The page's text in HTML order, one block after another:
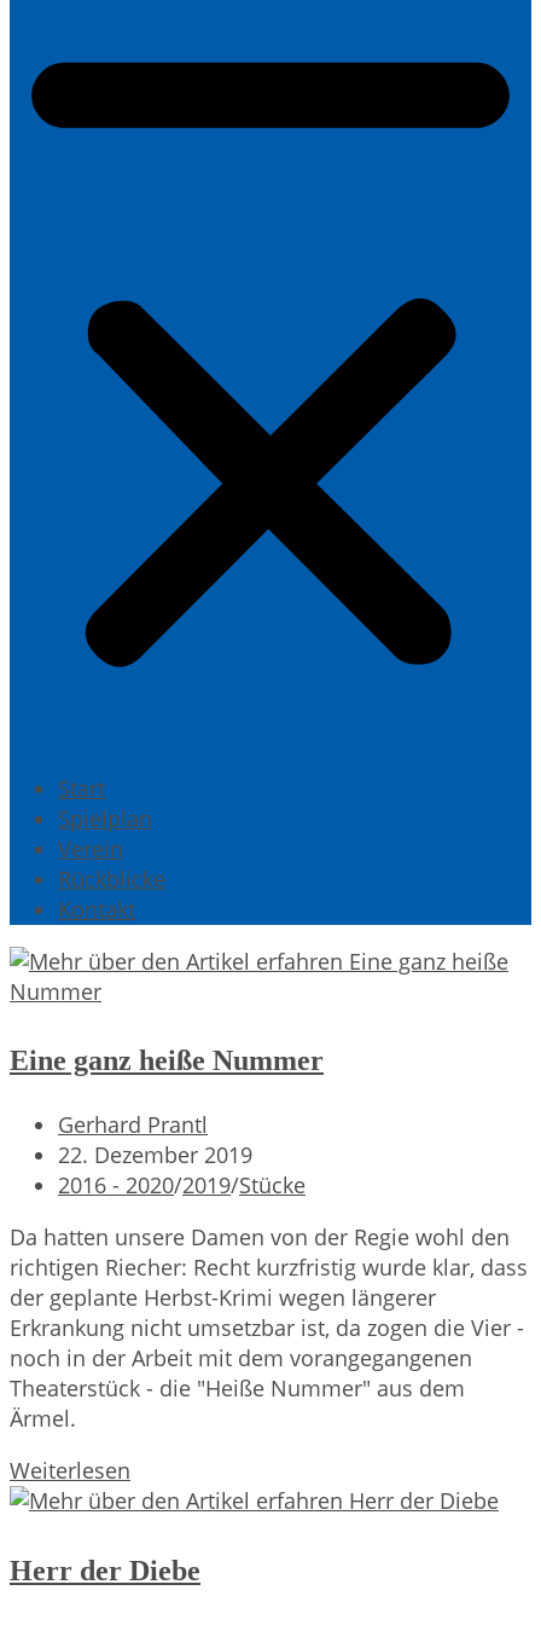
Start
Spielplan
Verein
Rückblicke
Kontakt
Eine ganz heiße Nummer
Beitrags-
Autor:
Gerhard Prantl
Beitrag
veröffentlicht:
22. Dezember 2019
Beitrags-
2016 - 2020/2019/Stücke
Da hatten unsere Damen von der Regie wohl den
richtigen Riecher: Recht kurzfristig wurde klar, dass
der geplante Herbst-Krimi wegen längerer
Erkrankung nicht umsetzbar ist, da zogen die Vier -
noch in der Arbeit mit dem vorangegangenen
Theaterstück - die "Heiße Nummer" aus dem
Ärmel.
Weiterlesen
ganz
Nummer
Herr der Diebe